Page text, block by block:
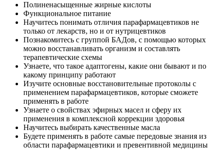
Полиненасыщенные жирные кислоты
Функциональное питание
Научитесь понимать отличия парафармацевтиков не
только от лекарств, но и от нутрицевтиков
Познакомитесь с группой БАДов, с помощью которых
можно восстанавливать организм и составлять
терапевтические схемы
Узнаете, что такое адаптогены, какие они бывают и по
какому принципу работают
Изучите основные восстановительные протоколы с
применением парафармацевтиков, которые сможете
применять в работе
Узнаете о свойствах эфирных масел и сферу их
применения в комплексной коррекции здоровья
Научитесь выбирать качественные масла
Будете применять в работе самые передовые знания из
области парафармацевтики и превентивной медицины